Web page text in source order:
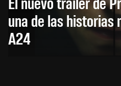
una de las historias
A24